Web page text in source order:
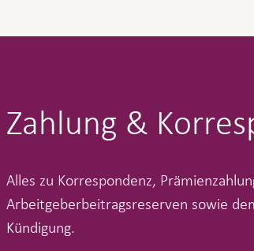
Zahlung &
Alles zu Korrespondenz,
Arbeitgeberbeitragsreserven sowie
Kündigung.